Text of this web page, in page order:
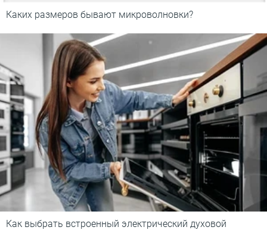
Каких размеров бывают микроволновки?
Как выбрать встроенный электрический духовой